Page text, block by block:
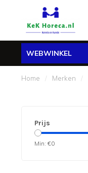
WEBWINKEL
Home / Merken /
Prijs
Min: €0